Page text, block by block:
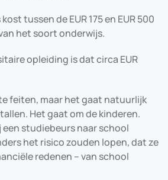
tussen de EUR 175 en EUR 500
het soort onderwijs.
opleiding is dat circa EUR
feiten, maar het gaat natuurlijk
Het gaat om de kinderen.
studiebeurs naar school
het risico zouden lopen, dat ze
redenen – van school